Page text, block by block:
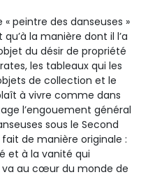
peintre des danseuses »
la manière dont il l’a
du désir de propriété
les tableaux qui les
de collection et le
à vivre comme dans
l’engouement général
sous le Second
fait de manière originale :
et à la vanité qui
au cœur du monde de